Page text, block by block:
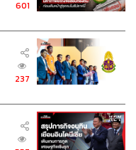
601
237